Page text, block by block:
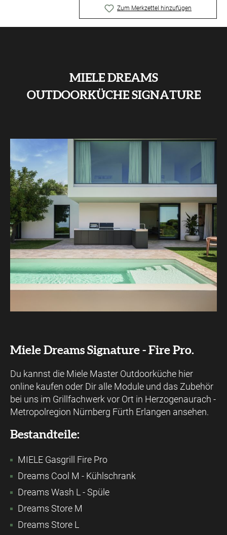
Zum Merkzettel hinzufügen
MIELE DREAMS
OUTDOORKÜCHE SIGNATURE
Miele Dreams Signature - Fire Pro.
Du kannst die Miele Master Outdoorküche hier
online kaufen oder Dir alle Module und das Zubehör
bei uns im Grillfachwerk vor Ort in Herzogenaurach -
Metropolregion Nürnberg Fürth Erlangen ansehen.
Bestandteile:
MIELE Gasgrill Fire Pro
Dreams Cool M - Kühlschrank
Dreams Wash L - Spüle
Dreams Store M
Dreams Store L